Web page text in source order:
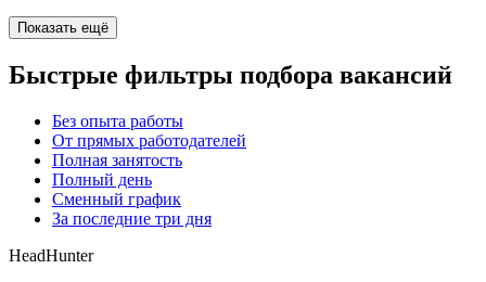
Показать ещё
Быстрые фильтры подбора вакансий
Без опыта работы
От прямых работодателей
Полная занятость
Полный день
Сменный график
За последние три дня
HeadHunter